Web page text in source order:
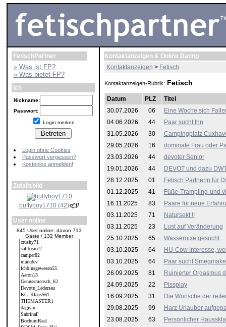
FetischPartner
» Was ist FP?
» Was bietet FP?
Ich
Nickname:
Passwort:
Login merken
Login ohne Cookies
Passwort vergessen?
Kostenlos anmelden!
Zufallsbild
buffyboy1710 (42)
User online
845 User online, davon 713
Gäste / 132 Member
Kontaktanzeigen & Online Dating
Kontaktanzeigen > Fetisch
Kontaktanzeigen-Rubrik: Fetisch
Datum PLZ
Titel
30.07.2026
06
Eine Woche sich
04.06.2026
44
Paar sucht Ihn
31.05.2026
30
Campingplatz
29.05.2026
16
dominate Frau oder
23.03.2026
44
devoter Senior
19.01.2026
44
DEVOT und dazu
28.12.2025
01
Fetisch Partnerin für
01.12.2025
41
Füße-Trampling-und
16.11.2025
83
Paare für neue
03.11.2025
71
Natursekt !!
03.11.2025
23
Lust auf Veränderung
25.10.2025
65
Wassernixe gesucht .
03.10.2025
64
HU-Cow Interesse,
03.10.2025
64
Paar sucht
26.09.2025
81
Ruinierter Orgasmus
24.09.2025
22
Pissplay
16.09.2025
31
Die Wünsche der
29.08.2025
99
Harz Urlauber
23.08.2025
63
Persönlicher